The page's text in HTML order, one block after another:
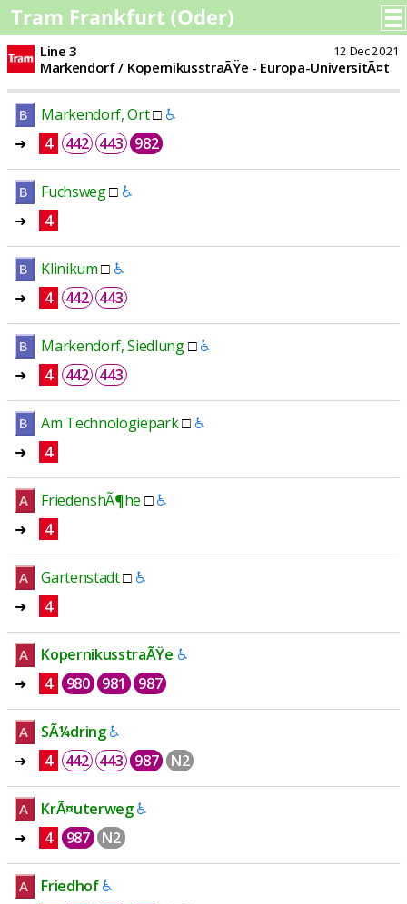
Line 3 12 Dec 2021
Markendorf / KopernikusstraÃŸe - Europa-UniversitÃ¤t
B Markendorf, Ort□ ♿
➜
4 442 443 982
B Fuchsweg□ ♿
➜
4
B Klinikum□ ♿
➜
4 442 443
B Markendorf, Siedlung□ ♿
➜
4 442 443
B Am Technologiepark□ ♿
➜
4
A FriedenshÃ¶he □ ♿
➜
4
A Gartenstadt□ ♿
➜
4
A KopernikusstraÃŸe ♿
➜
4 980 981 987
A SÃ¼dring♿
➜
4 442 443 987 N2
A KrÃ¤uterweg♿
➜
4 987 N2
A Friedhof♿